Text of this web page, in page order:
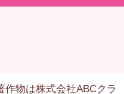
物は株式会社ABCクラ